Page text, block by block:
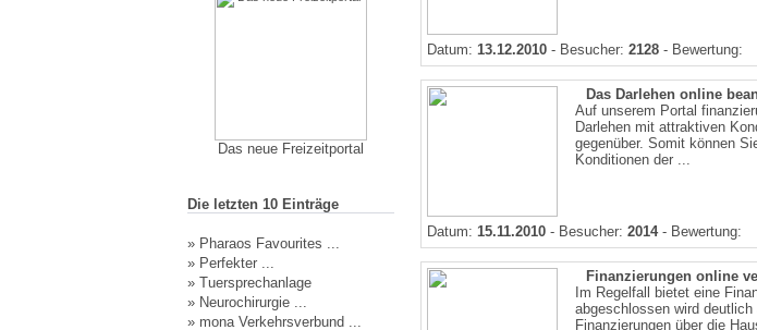
Das neue Freizeitportal
Die letzten 10 Einträge
» Pharaos Favourites ...
» Perfekter ...
» Tuersprechanlage
» Neurochirurgie ...
» mona Verkehrsverbund ...
Datum: 13.12.2010- Besucher: 2128- Bewertung:
Das Darlehen online
Auf unserem Portal
Darlehen mit attraktiven
gegenüber. Somit können
Konditionen der ...
Datum: 15.11.2010- Besucher: 2014- Bewertung:
Finanzierungen online
Im Regelfall bietet eine
abgeschlossen wird
Finanzierungen über die